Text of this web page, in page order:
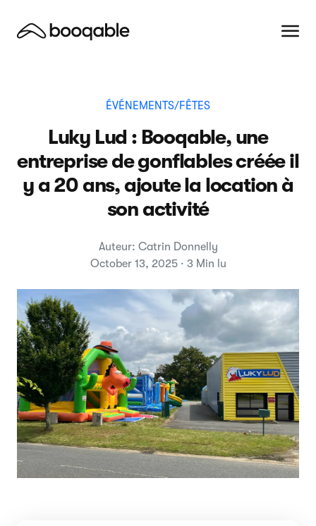
ÉVÉNEMENTS/FÊTES
Luky Lud : Booqable, une
entreprise de gonflables créée il
y a 20 ans, ajoute la location à
son activité
Auteur: Catrin Donnelly
October 13, 2025 · 3 Min lu